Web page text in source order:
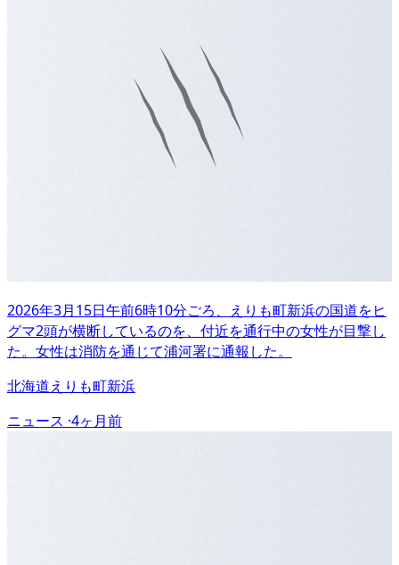
2026年3月15日午前6時10分ごろ、えりも町新浜の国道をヒ
グマ2頭が横断しているのを、付近を通行中の女性が目撃し
た。女性は消防を通じて浦河署に通報した。
北海道えりも町新浜
ニュース ·4ヶ月前